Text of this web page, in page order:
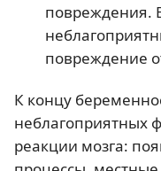
повреждения.
повреждение
К концу
неблагоприятных
реакции мозга: